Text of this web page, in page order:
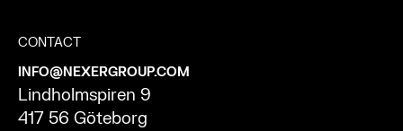
CONTACT
INFO@NEXERGROUP.COM
Lindholmspiren 9
417 56 Göteborg